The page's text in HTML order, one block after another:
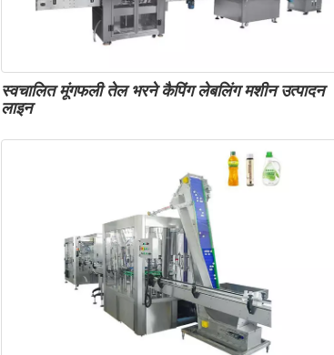
स्वचालित मूंगफली तेल भरने कैपिंग लेबलिंग मशीन उत्पादन
लाइन